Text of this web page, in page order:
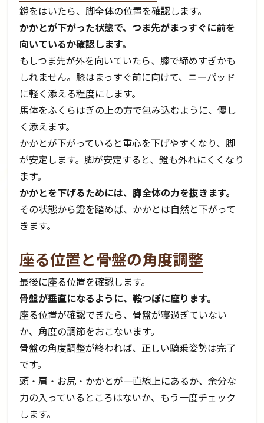
鐙をはいたら、脚全体の位置を確認します。
かかとが下がった状態で、つま先がまっすぐに前を
向いているか確認します。
もしつま先が外を向いていたら、膝で締めすぎかも
しれません。膝はまっすぐ前に向けて、ニーパッド
に軽く添える程度にします。
馬体をふくらはぎの上の方で包み込むように、優し
く添えます。
かかとが下がっていると重心を下げやすくなり、脚
が安定します。脚が安定すると、鐙も外れにくくなり
ます。
かかとを下げるためには、脚全体の力を抜きます。
その状態から鐙を踏めば、かかとは自然と下がって
きます。
座る位置と骨盤の角度調整
最後に座る位置を確認します。
骨盤が垂直になるように、鞍つぼに座ります。
座る位置が確認できたら、骨盤が寝過ぎていない
か、角度の調節をおこないます。
骨盤の角度調整が終われば、正しい騎乗姿勢は完了
です。
頭・肩・お尻・かかとが一直線上にあるか、余分な
力の入っているところはないか、もう一度チェック
します。